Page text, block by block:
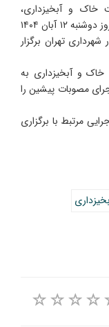
خاک و آبخیزداری،
هشتمین جلسه کمیته اجرایی روز جهانی خاک روز دوشنبه ۱۲ آبان ۱۴۰۴
تهران برگزار
و آبخیزداری به
مصوبات پیشین را
مرتبط با برگزاری